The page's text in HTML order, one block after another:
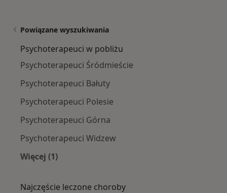
Powiązane wyszukiwania
Psychoterapeuci w pobliżu
Psychoterapeuci Śródmieście
Psychoterapeuci Bałuty
Psychoterapeuci Polesie
Psychoterapeuci Górna
Psychoterapeuci Widzew
Więcej (1)
Najczęście leczone choroby